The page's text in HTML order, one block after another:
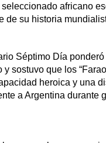
africano
de su historia
Séptimo Día
sostuvo que los
heroica y una
a Argentina durante